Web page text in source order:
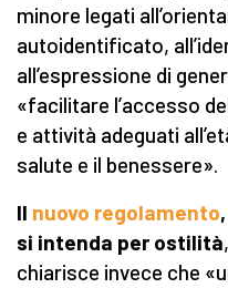
minore legati
autoidentificato,
all’espressione di
«facilitare l’accesso
e attività adeguati
salute e il benessere».
Il nuovo regolamento
si intenda per ostilità
chiarisce invece che